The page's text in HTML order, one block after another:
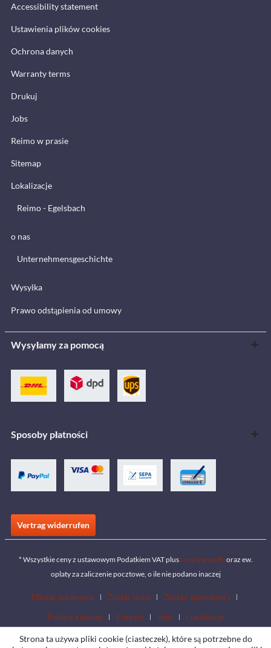
Accessibility statement
Ustawienia plików cookies
Ochrona danych
Warranty terms
Drukuj
Jobs
Reimo w prasie
Sitemap
Lokalizacje
Reimo - Egelsbach
o nas
Unternehmensgeschichte
Wysyłka
Prawo odstąpienia od umowy
Wysyłamy za pomocą
Sposoby płatności
Vertrag widerrufen
* Wszystkie ceny z ustawowym Podatkiem VAT plus koszty wysyłki oraz ew.
opłaty za zaliczenie pocztowe, o ile nie podano inaczej
Obszar pobierania Znajdź sklep Zostań sprzedawcą
Pobierz katalogi Contact Jobs Lokalizacje
Strona ta używa pliki cookie (ciasteczek), które są potrzebne do